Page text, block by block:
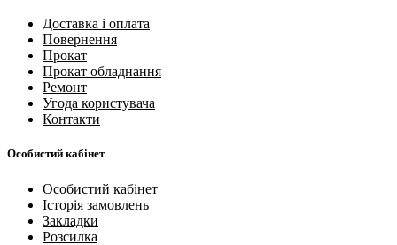
Доставка і оплата
Повернення
Прокат
Прокат обладнання
Ремонт
Угода користувача
Контакти
Особистий кабінет
Особистий кабінет
Історія замовлень
Закладки
Розсилка